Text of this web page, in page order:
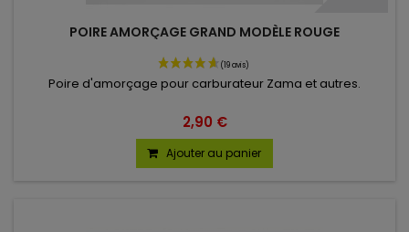
POIRE AMORÇAGE GRAND MODÈLE ROUGE
Poire d'amorçage pour carburateur Zama et autres.
2,90 €
Ajouter au panier